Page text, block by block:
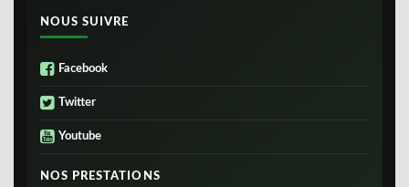
NOUS SUIVRE
Facebook
Twitter
Youtube
NOS PRESTATIONS